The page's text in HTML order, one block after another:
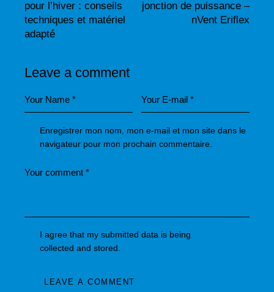
pour l’hiver : conseils
techniques et matériel
adapté
jonction de puissance –
nVent Eriflex
Leave a comment
Enregistrer mon nom, mon e-mail et mon site dans le
navigateur pour mon prochain commentaire.
I agree that my submitted data is being
collected and stored.